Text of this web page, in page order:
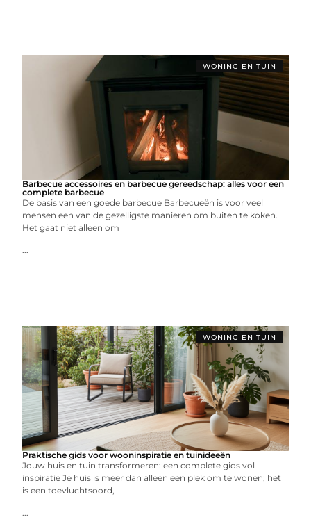
WONING EN TUIN
Barbecue accessoires en barbecue gereedschap: alles voor een
complete barbecue
De basis van een goede barbecue Barbecueën is voor veel
mensen een van de gezelligste manieren om buiten te koken.
Het gaat niet alleen om
...
WONING EN TUIN
Praktische gids voor wooninspiratie en tuinideeën
Jouw huis en tuin transformeren: een complete gids vol
inspiratie Je huis is meer dan alleen een plek om te wonen; het
is een toevluchtsoord,
...